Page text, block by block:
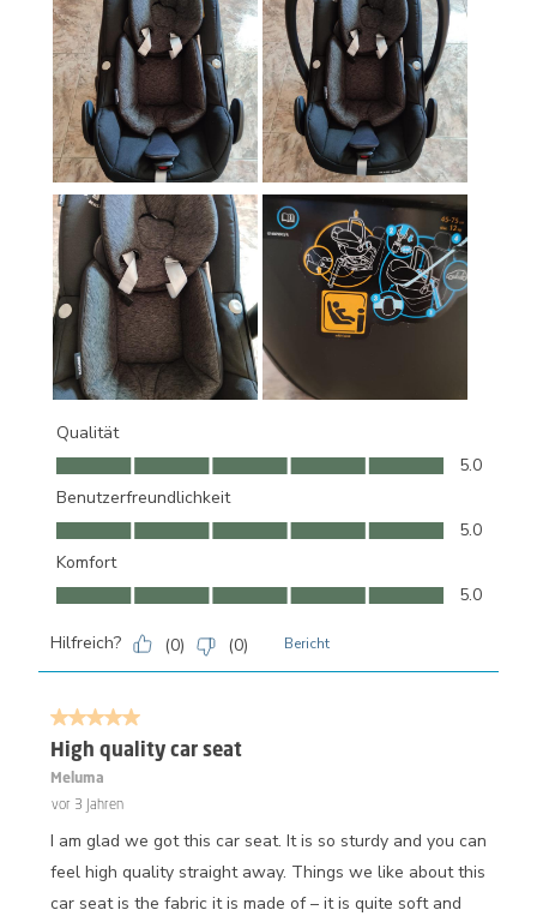
Qualität
Qualität, 5.0 von 5
5.0
Benutzerfreundlichkeit
Benutzerfreundlichkeit, 5.0 von 5
5.0
Komfort
Komfort, 5.0 von 5
5.0
Hilfreich? (0) (0) Bericht
5 von 5 Sternen.
High quality car seat
Meluma
vor 3 Jahren
I am glad we got this car seat. It is so sturdy and you can
feel high quality straight away. Things we like about this
car seat is the fabric it is made of – it is quite soft and